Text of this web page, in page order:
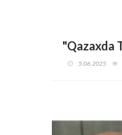
"Qazaxda
5.06.2025